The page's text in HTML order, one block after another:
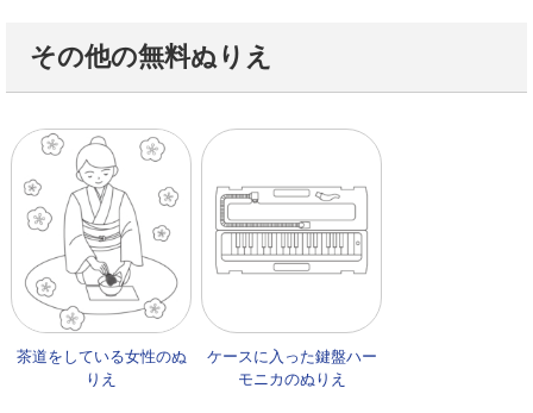
その他の無料ぬりえ
茶道をしている女性のぬ
りえ
ケースに入った鍵盤ハー
モニカのぬりえ